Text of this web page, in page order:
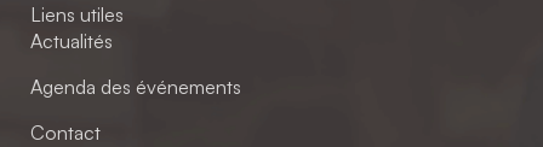
Liens utiles
Actualités
Agenda des événements
Contact